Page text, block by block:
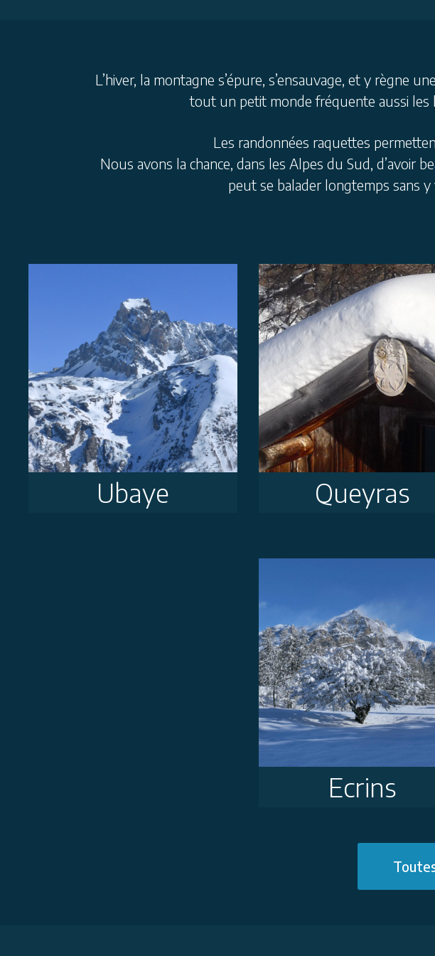
L’hiver, la montagne s’épure, s’ensauvage, et y règne
tout un petit monde fréquente aussi les
Les randonnées raquettes
Nous avons la chance, dans les Alpes du Sud, d’avoir
peut se balader longtemps sans
Ubaye Queyras
Ecrins